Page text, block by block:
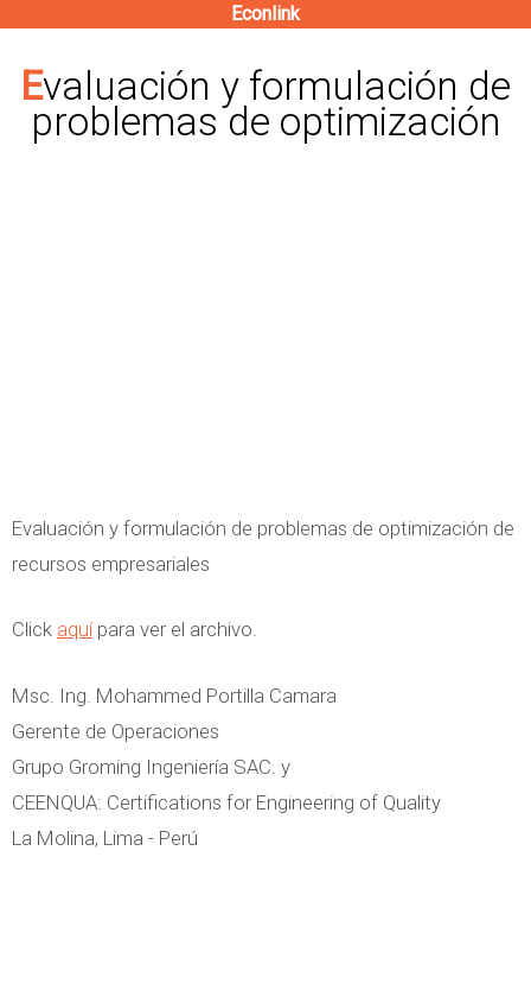
contenido
principal
Econlink
Evaluación y formulación de
problemas de optimización
Evaluación y formulación de problemas de optimización de
recursos empresariales
Click aquípara ver el archivo.
Msc. Ing. Mohammed Portilla Camara
Gerente de Operaciones
Grupo Groming Ingeniería SAC. y
CEENQUA: Certifications for Engineering of Quality
La Molina, Lima - Perú